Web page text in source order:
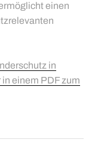
einen
in
einem PDF zum